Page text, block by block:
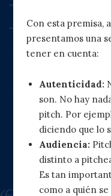
Con esta premisa,
presentamos una
tener en cuenta:
Autenticidad:
son. No hay
pitch. Por
diciendo que lo
Audiencia:
distinto a
Es tan
como a quién